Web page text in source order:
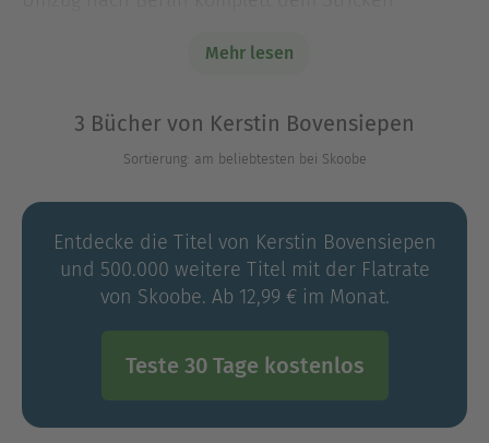
mit selbst entworfenen Designs, ihr eigenes Ding
zwei Jungs in der Hauptstadt.
Mehr lesen
3 Bücher von Kerstin Bovensiepen
Sortierung: am beliebtesten bei Skoobe
Entdecke die Titel von Kerstin Bovensiepen
und 500.000 weitere Titel mit der Flatrate
von Skoobe. Ab 12,99 € im Monat.
Teste 30 Tage kostenlos